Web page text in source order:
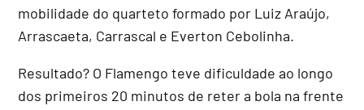
mobilidade do quarteto formado por Luiz Araújo,
Arrascaeta, Carrascal e Everton Cebolinha.
Resultado? O Flamengo teve dificuldade ao longo
dos primeiros 20 minutos de reter a bola na frente